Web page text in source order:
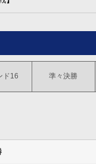
ド16 準々決勝